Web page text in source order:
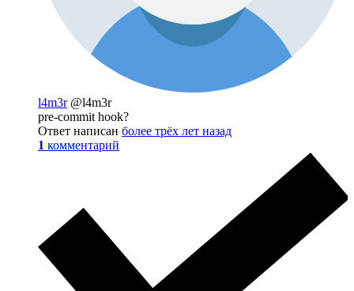
l4m3r @l4m3r
pre-commit hook?
Ответ написан более трёх лет назад
1 комментарий